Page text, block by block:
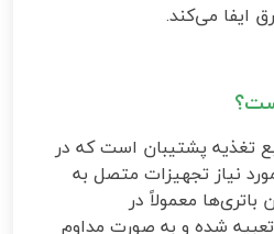
ایفا می‌کند.
تغذیه پشتیبان است که در
نیاز تجهیزات متصل به
معمولاً در
شده و به صورت مداوم